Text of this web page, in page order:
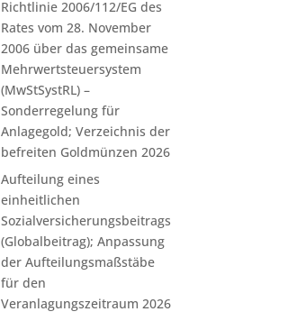
Richtlinie 2006/112/EG des
Rates vom 28. November
2006 über das gemeinsame
Mehrwertsteuersystem
(MwStSystRL) –
Sonderregelung für
Anlagegold; Verzeichnis der
befreiten Goldmünzen 2026
Aufteilung eines
einheitlichen
Sozialversicherungsbeitrags
(Globalbeitrag); Anpassung
der Aufteilungsmaßstäbe
für den
Veranlagungszeitraum 2026